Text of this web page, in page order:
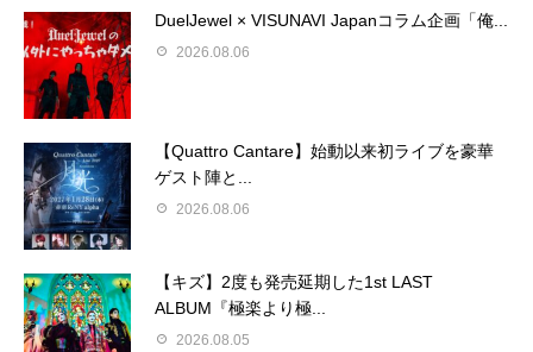
DuelJewel × VISUNAVI Japanコラム企画「俺...
2026.08.06
【Quattro Cantare】始動以来初ライブを豪華
ゲスト陣と...
2026.08.06
【キズ】2度も発売延期した1st LAST
ALBUM『極楽より極...
2026.08.05